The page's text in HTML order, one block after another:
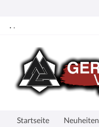
. .
Startseite Neuheiten